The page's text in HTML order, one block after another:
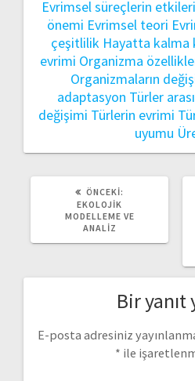
Evrimsel süreçlerin etkileri
önemi Evrimsel teori
çeşitlilik Hayatta kalma
evrimi Organizma
Organizmaların
adaptasyon Türler
değişimi Türlerin evrimi
uyumu
ÖNCEKI:
EKOLOJIK
MODELLEME VE
ANALIZ
Bir yanıt
E-posta adresiniz
* ile